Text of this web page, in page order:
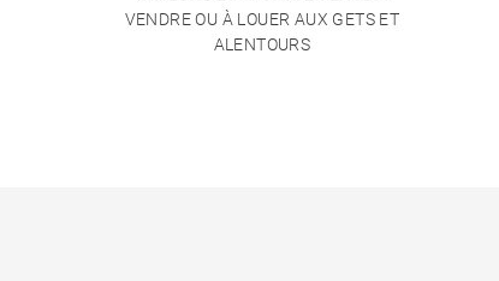
VENDRE OU À LOUER AUX GETS ET
ALENTOURS